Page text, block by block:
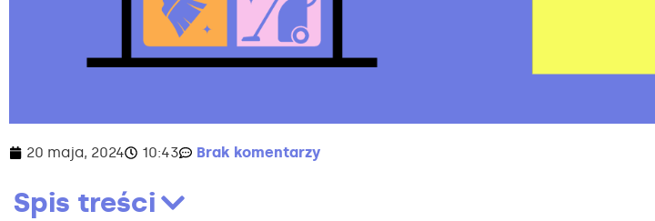
20 maja, 2024 10:43 Brak komentarzy
Spis treści